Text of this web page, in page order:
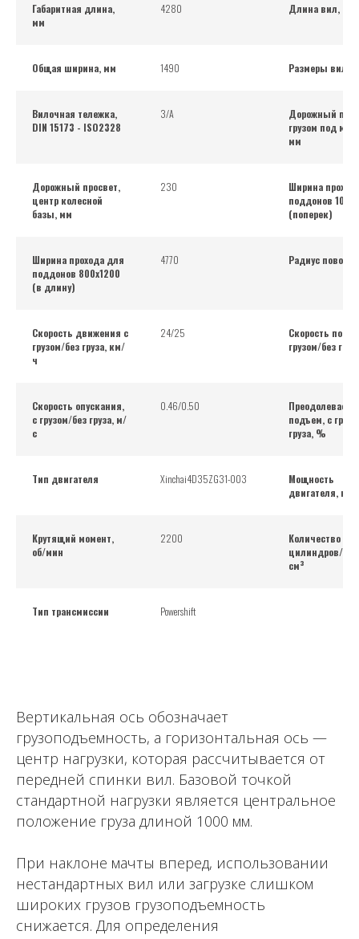
Габаритная длина,
мм
4280 Длина вил, мм
Общая ширина, мм 1490 Размеры вил,
Вилочная тележка,
DIN 15173 - ISO2328
3/А
Дорожный
грузом под
мм
Дорожный просвет,
центр колесной
базы, мм
230
Ширина
поддонов
(поперек)
Ширина прохода для
поддонов 800х1200
(в длину)
4770 Радиус
Скорость движения с
грузом/без груза, км/
ч
24/25
Скорость
грузом/без
Скорость опускания,
с грузом/без груза, м/
с
0.46/0.50
подъем, с
груза, %
Тип двигателя Xinchai4D35ZG31-003
Мощность
двигателя, кВт
Крутящий момент,
об/мин
2200
Количество
цилиндров/
см³
Тип трансмиссии Powershift
Вертикальная ось обозначает
грузоподъемность, а горизонтальная ось —
центр нагрузки, которая рассчитывается от
передней спинки вил. Базовой точкой
стандартной нагрузки является центральное
положение груза длиной 1000 мм.
При наклоне мачты вперед, использовании
нестандартных вил или загрузке слишком
широких грузов грузоподъемность
снижается. Для определения